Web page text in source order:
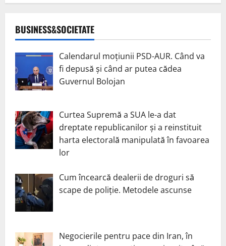
BUSINESS&SOCIETATE
Calendarul moțiunii PSD-AUR. Când va
fi depusă și când ar putea cădea
Guvernul Bolojan
Curtea Supremă a SUA le-a dat
dreptate republicanilor și a reinstituit
harta electorală manipulată în favoarea
lor
Cum încearcă dealerii de droguri să
scape de poliție. Metodele ascunse
Negocierile pentru pace din Iran, în